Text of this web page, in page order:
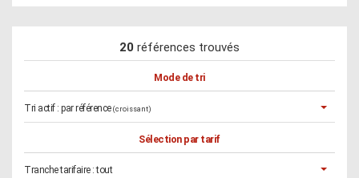
20 références trouvés
Mode de tri
Tri actif : par référence (croissant)
Sélection par tarif
Tranche tarifaire :tout